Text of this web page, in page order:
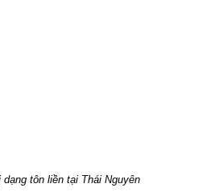
tôn liền tại Thái Nguyên